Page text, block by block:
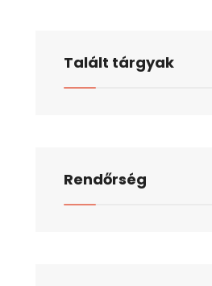
Talált tárgyak
Rendőrség